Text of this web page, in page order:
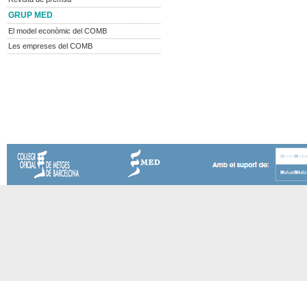
GRUP MED
El model econòmic del COMB
Les empreses del COMB